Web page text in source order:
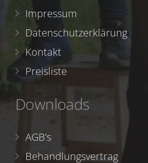
Impressum
Datenschutzerklärung
Kontakt
Preisliste
Downloads
AGB’s
Behandlungsvertrag